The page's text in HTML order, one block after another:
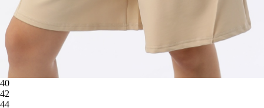
40
42
44